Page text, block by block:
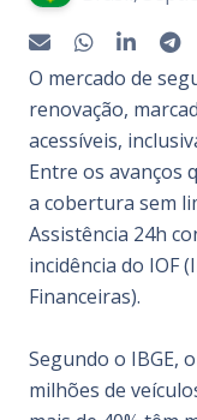
O mercado de
renovação,
acessíveis,
Entre os avanços
a cobertura sem
Assistência 24h
incidência do IOF
Financeiras).
Segundo o IBGE,
milhões de